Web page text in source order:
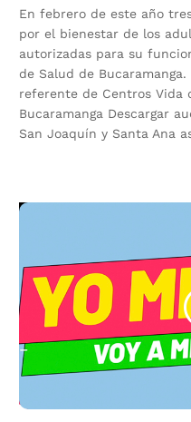
En febrero de este año
por el bienestar de los
autorizadas para su
de Salud de
referente de Centros Vida
Bucaramanga Descargar
San Joaquín y Santa Ana